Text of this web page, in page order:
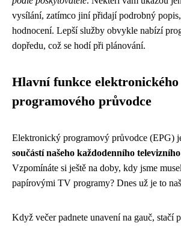
vysílání, zatímco jiní přidají podrobný
hodnocení. Lepší služby obvykle nabízí
dopředu, což se hodí při plánování.
Hlavní funkce elektronického
programového průvodce
Elektronický programový průvodce (EPG)
součástí našeho každodenního
Vzpomínáte si ještě na doby, kdy jsme
papírovými TV programy? Dnes už je to
Když večer padnete unavení na gauč, stačí